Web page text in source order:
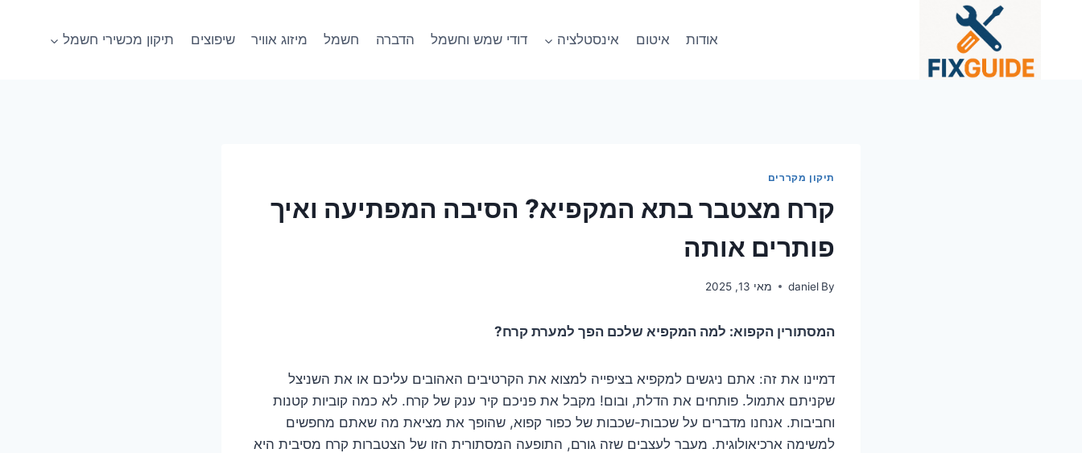
אודות איטום אינסטלציה דודי שמש וחשמל הדברה חשמל מיזוג אוויר שיפוצים תיקון מכשירי חשמל
תיקון מקררים
קרח מצטבר בתא המקפיא? הסיבה המפתיעה ואיך
פותרים אותה
By
daniel מאי 13, 2025
המסתורין הקפוא: למה המקפיא שלכם הפך למערת קרח?
דמיינו את זה: אתם ניגשים למקפיא בציפייה למצוא את הקרטיבים האהובים עליכם או את השניצל
שקניתם אתמול. פותחים את הדלת, ובום! מקבל את פניכם קיר ענק של קרח. לא כמה קוביות קטנות
וחביבות. אנחנו מדברים על שכבות-שכבות של כפור קפוא, שהופך את מציאת מה שאתם מחפשים
למשימה ארכיאולוגית. מעבר לעצבים שזה גורם, התופעה המסתורית הזו של הצטברות קרח מסיבית היא